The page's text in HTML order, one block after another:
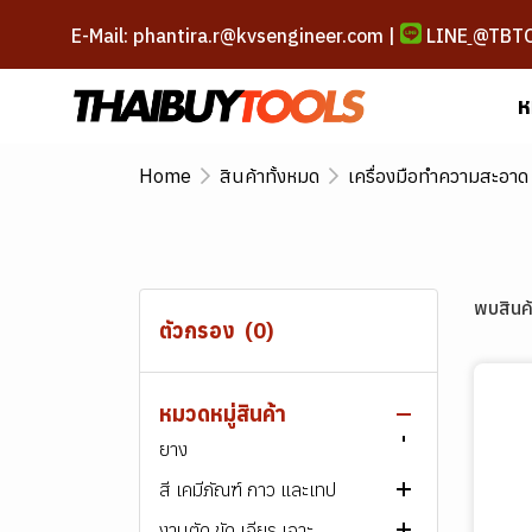
E-Mail: phantira.r@kvsengineer.com | LINE
Home สินค้าทั้งหมด เครื่องมือทำความสะอาด
ตัวกรอง (0)
หมวดหมู่สินค้า
สินค้าทั้งหมด
AWS E60XX
AWS E70XX
AWS E80XX
AWS E1XXXX
ลวดเชื่อม MIG/MAG
ลวดเชื่อมอาร์กอน (TIG)
ลวดเชื่อมฟลักซ์คอร์ (FCAW)
ลวดเชื่อมไฟฟ้า ARC
เกรด 307
เกรด 308
เกรด 310
ลวดเชื่อม MIG/MAG
ลวดเชื่อมอาร์กอน (TIG)
ลวดเชื่อมฟลักซ์คอร์ (FCAW)
ลวดเชื่อมพอกผิวแข็ง
ลวดเชื่อมไฟฟ้า ARC
ลวดเชื่อมฟลักซ์คอร์ (FCAW)
ลวดเชื่อมเหล็กหล่อ
ลวดเชื่อมไฟฟ้า ARC
ลวดเชื่อม MIG/MAG
ลวดเชื่อมอาร์กอน (TIG)
ลวดเชื่อมอลูมิเนียม
ลวดเชื่อมไฟฟ้า ARC
ลวดเชื่อม MIG/MAG
ลวดเชื่อมพิเศษ
ลวดเชื่อมตัดเซาะร่อง
ลวดเชื่อมทังสเตน
เครื่องเชื่อมไฟฟ้า​ ARC
เครื่องเชื่อมอาร์กอน
(TIG/Argon)
เครื่องเชื่อม MIG
เครื่องตัดพลาสม่า
เครื่องมือบัดกรี
หัวแร้งบัดกรี
ตะกั่วบัดกรี
อุปกรณ์เสริมบัดกรี
ชุดตัด เผา และเชื่อมแก๊ส
ชุดตัดแก๊ส
ชุดเชื่อมแก๊ส
ระบบท่อแก๊สและลม
สายลม แก๊ส เชื่อม
อะไหล่ปืนเชื่อม และ อุปกรณ์
สกรู-น็อต เหล็ก
สกรูหัวหกเหลี่ยม
สกรูหัวจม
สกรูหัวแฉก, หัวผ่า
สกรูน๊อต สำหรับงานโครงสร้าง
สกรู-น็อต สแตนเลส
สกรูหัวหกเหลี่ยม
สกรูหัวจม
สกรูหัวแฉก, หัวผ่า, หัวเตเปอร์ /
สกรู พลาสติก
สกรู
หัวน็อต
สกรูชุบ กัลวาไนซ์
สกรูหัวหกเหลี่ยม
เครื่องมือช่าง
เครื่องมือขัน และหนีบ
ไขควง
ประแจ
ลูกบล็อกและด้ามขัน
เครื่องมือตัดและแต่งผิว
มีดคัตเตอร์
กรรไกร
เครื่องมือตอกและเจาะ
ค้อน
เครื่องมือวัด
เครื่องมือช่างไฟฟ้า
เครื่องเจาะและขัน
ไขควงไฟฟ้า
สว่านไฟฟ้า
เครื่องเจียรและขัด
เครื่องเจียรไฟฟ้า
เครื่องเลื่อยและตัด
เครื่องมือลม ระบบลม และสาย
ยาง
เครื่องมือลม
สี เคมีภัณฑ์ กาว และเทป
พบสิน